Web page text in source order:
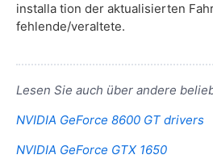
installa tion der aktualisierten
fehlende/veraltete.
Lesen Sie auch über andere
NVIDIA GeForce 8600 GT drivers
NVIDIA GeForce GTX 1650